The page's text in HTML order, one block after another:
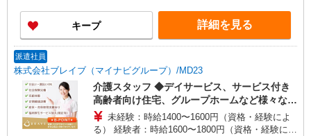
キープ 詳細を見る
派遣社員
株式会社ブレイブ（マイナビグループ）/MD23
介護スタッフ ◆デイサービス、サービス付き
高齢者向け住宅、グループホームなど様々な勤
務先から選べます。
未経験：時給1400〜1600円（資格・経験によ
る） 経験者：時給1600〜1800円（資格・経験によ